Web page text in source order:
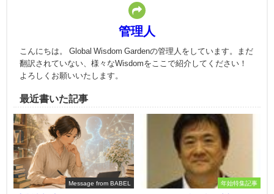
管理人
こんにちは。 Global Wisdom Gardenの管理人をしています。まだ
翻訳されていない、様々なWisdomをここで紹介してください！
よろしくお願いいたします。
最近書いた記事
Message from BABEL 年始特集記事